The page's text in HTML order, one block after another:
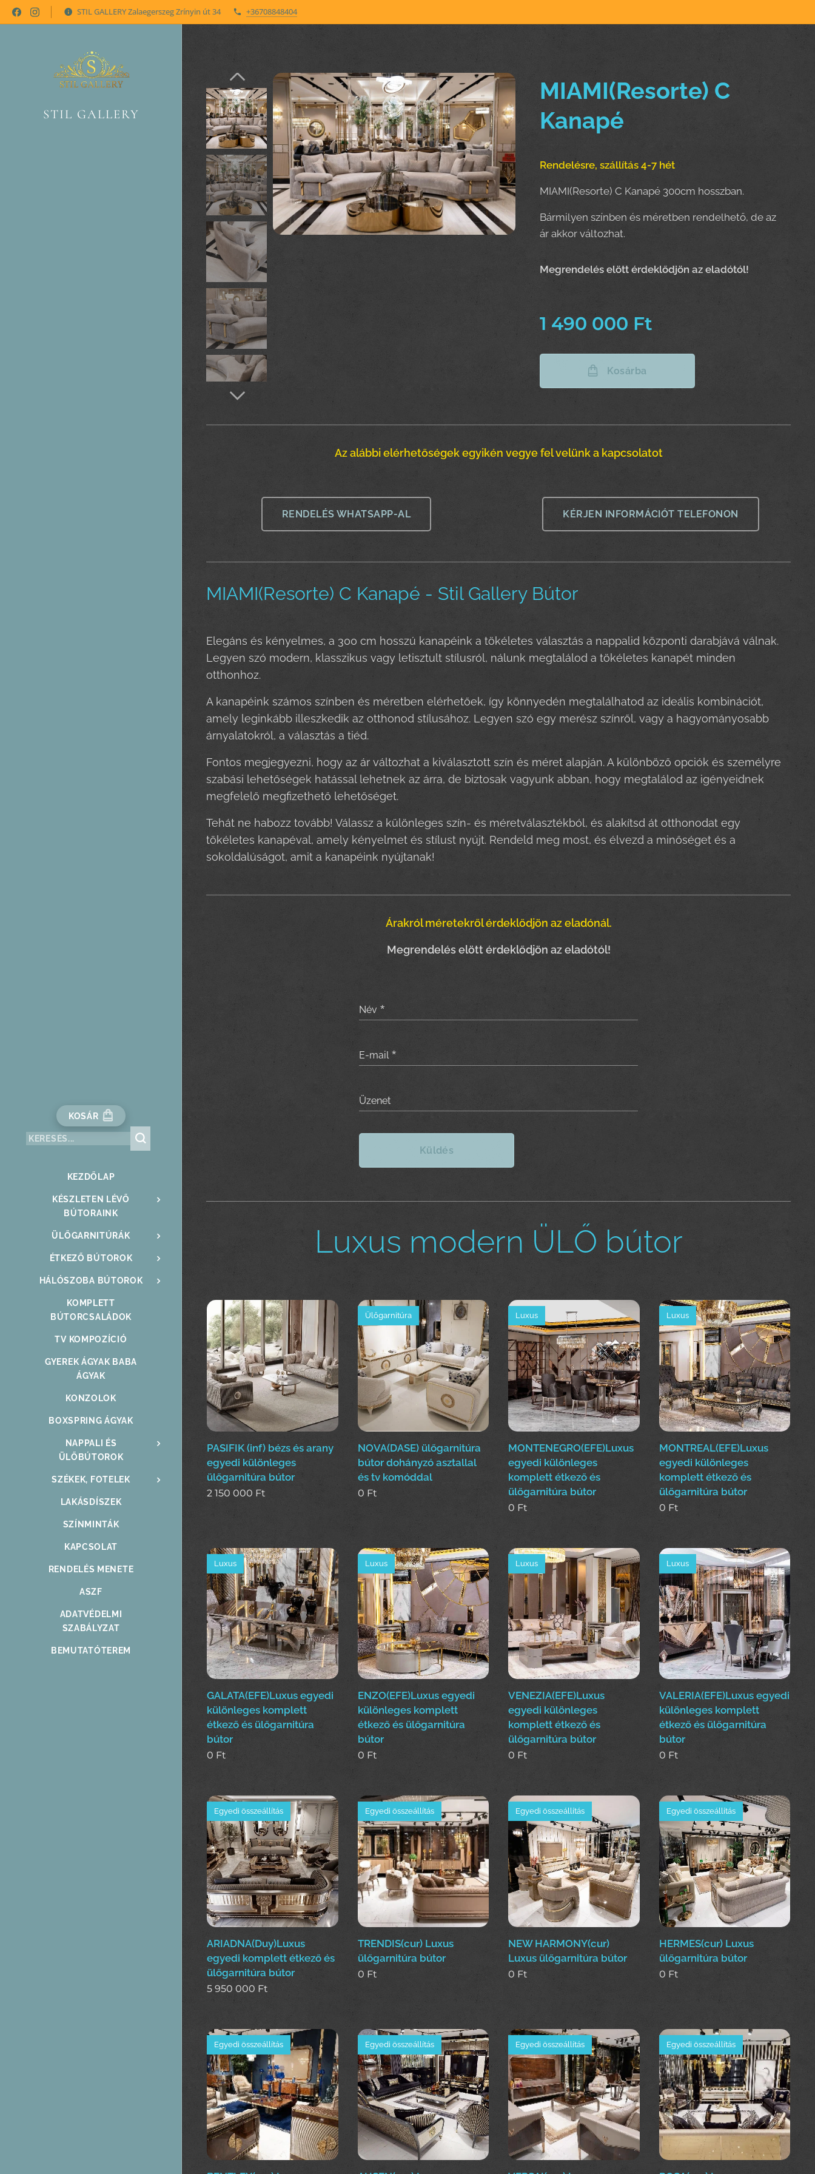
STIL GALLERY Zalaegerszeg Zrínyin út 34 +36708848404
STIL GALLERY
KOSÁR
KEZDŐLAP
KÉSZLETEN LÉVŐ
BÚTORAINK
ÜLŐGARNITÚRÁK
ÉTKEZŐ BÚTOROK
HÁLÓSZOBA BÚTOROK
KOMPLETT
BÚTORCSALÁDOK
TV KOMPOZÍCIÓ
GYEREK ÁGYAK BABA
ÁGYAK
KONZOLOK
BOXSPRING ÁGYAK
NAPPALI ÉS
ÜLŐBÚTOROK
SZÉKEK, FOTELEK
LAKÁSDÍSZEK
SZÍNMINTÁK
KAPCSOLAT
RENDELÉS MENETE
ASZF
ADATVÉDELMI
SZABÁLYZAT
BEMUTATÓTEREM
MIAMI(Resorte) C
Kanapé
Rendelésre, szállítás 4-7 hét
MIAMI(Resorte) C Kanapé 300cm hosszban.
Bármilyen színben és méretben rendelhető, de az
ár akkor változhat.
Megrendelés elött érdeklődjön az eladótól!
1 490 000 Ft
Kosárba
Az alábbi elérhetőségek egyikén vegye fel velünk a kapcsolatot
RENDELÉS WHATSAPP-AL KÉRJEN INFORMÁCIÓT TELEFONON
MIAMI(Resorte) C Kanapé - Stil Gallery Bútor
Elegáns és kényelmes, a 300 cm hosszú kanapéink a tökéletes választás a nappalid központi darabjává válnak.
Legyen szó modern, klasszikus vagy letisztult stílusról, nálunk megtalálod a tökéletes kanapét minden
otthonhoz.
A kanapéink számos színben és méretben elérhetőek, így könnyedén megtalálhatod az ideális kombinációt,
amely leginkább illeszkedik az otthonod stílusához. Legyen szó egy merész színről, vagy a hagyományosabb
árnyalatokról, a választás a tiéd.
Fontos megjegyezni, hogy az ár változhat a kiválasztott szín és méret alapján. A különböző opciók és személyre
szabási lehetőségek hatással lehetnek az árra, de biztosak vagyunk abban, hogy megtalálod az igényeidnek
megfelelő megfizethető lehetőséget.
Tehát ne habozz tovább! Válassz a különleges szín- és méretválasztékból, és alakítsd át otthonodat egy
tökéletes kanapéval, amely kényelmet és stílust nyújt. Rendeld meg most, és élvezd a minőséget és a
sokoldalúságot, amit a kanapéink nyújtanak!
Árakról méretekről érdeklődjön az eladónál.
Megrendelés elött érdeklődjön az eladótól!
Név
E-mail
Üzenet
Küldés
Luxus modern ÜLŐ bútor
PASIFIK (inf) bézs és arany
egyedi különleges
ülőgarnitúra bútor
2 150 000 Ft
NOVA(DASE) ülőgarnitúra
bútor dohányzó asztallal
és tv komóddal
Ülőgarnitúra
0 Ft
MONTENEGRO(EFE)Luxus
egyedi különleges
komplett étkező és
ülőgarnitúra bútor
Luxus
0 Ft
MONTREAL(EFE)Luxus
egyedi különleges
komplett étkező és
ülőgarnitúra bútor
Luxus
0 Ft
GALATA(EFE)Luxus egyedi
különleges komplett
étkező és ülőgarnitúra
bútor
Luxus
0 Ft
ENZO(EFE)Luxus egyedi
különleges komplett
étkező és ülőgarnitúra
bútor
Luxus
0 Ft
VENEZIA(EFE)Luxus
egyedi különleges
komplett étkező és
ülőgarnitúra bútor
Luxus
0 Ft
VALERIA(EFE)Luxus egyedi
különleges komplett
étkező és ülőgarnitúra
bútor
Luxus
0 Ft
ARIADNA(Duy)Luxus
egyedi komplett étkező és
ülőgarnitúra bútor
Egyedi összeállítás
5 950 000 Ft
TRENDIS(cur) Luxus
ülőgarnitúra bútor
Egyedi összeállítás
0 Ft
NEW HARMONY(cur)
Luxus ülőgarnitúra bútor
Egyedi összeállítás
0 Ft
HERMES(cur) Luxus
ülőgarnitúra bútor
Egyedi összeállítás
0 Ft
Egyedi összeállítás Egyedi összeállítás Egyedi összeállítás Egyedi összeállítás